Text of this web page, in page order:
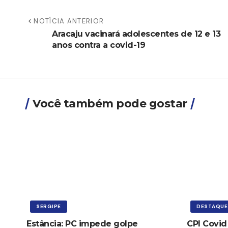
NOTÍCIA ANTERIOR
Aracaju vacinará adolescentes de 12 e 13
anos contra a covid-19
Você também pode gostar
SERGIPE
Estância: PC impede golpe CPI